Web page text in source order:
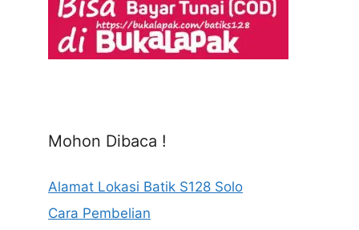
Mohon Dibaca !
Alamat Lokasi Batik S128 Solo
Cara Pembelian